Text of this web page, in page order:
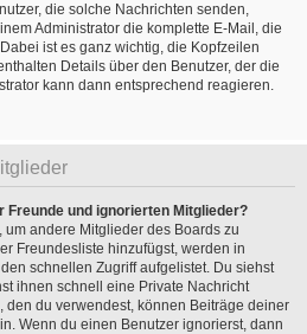
die solche Nachrichten senden,
Administrator die komplette E-Mail, die
ist es ganz wichtig, die Kopfzeilen
Details über den Benutzer, der die
kann dann entsprechend reagieren.
Freunde und ignorierten Mitglieder?
andere Mitglieder des Boards zu
Freundesliste hinzufügst, werden in
schnellen Zugriff aufgelistet. Du siehst
ihnen schnell eine Private Nachricht
den du verwendest, können Beiträge deiner
Wenn du einen Benutzer ignorierst, dann